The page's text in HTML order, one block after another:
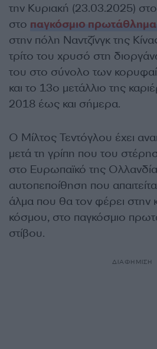
την Κυριακή (23.03.2025)
στο παγκόσμιο πρωτάθλημα
στην πόλη Ναντζίνγκ της
τρίτο του χρυσό στη
του στο σύνολο των
και το 13ο μετάλλιο της
2018 έως και σήμερα.
Ο Μίλτος Τεντόγλου έχει
μετά τη γρίπη που του
στο Ευρωπαϊκό της
αυτοπεποίθηση που
άλμα που θα τον φέρει στην
κόσμου, στο παγκόσμιο
στίβου.
ΔΙΑΦΗΜΙΣΗ